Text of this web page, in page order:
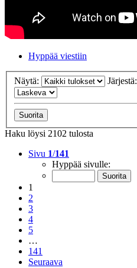
Hyppää viestiin
Näytä: Järjestä:
Haku löysi 2102 tulosta
Sivu 1/141
Hyppää sivulle:
1
2
3
4
5
…
141
Seuraava